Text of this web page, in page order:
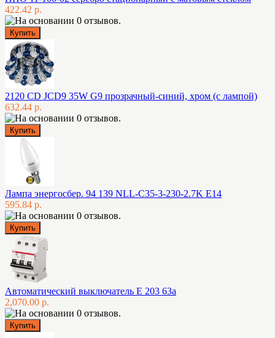
422.42 р.
2120 CD JCD9 35W G9 прозрачный-синий, хром (с лампой)
632.44 р.
Лампа энергосбер. 94 139 NLL-C35-3-230-2.7K E14
595.84 р.
Автоматический выключатель E 203 63а
2,070.00 р.